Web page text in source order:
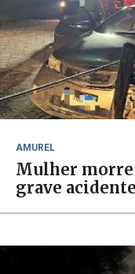
AMUREL
Mulher morre
grave